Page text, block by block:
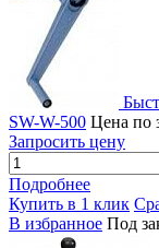
SW-W-500 Цена по
Запросить цену
Подробнее
Купить в 1 клик
В избранное Под